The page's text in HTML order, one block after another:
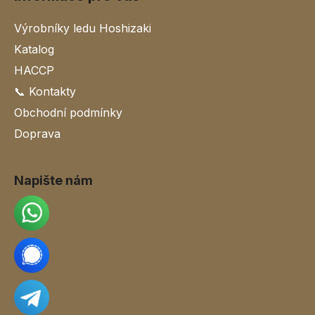
Výrobníky ledu Hoshizaki
Katalog
HACCP
📞 Kontakty
Obchodní podmínky
Doprava
Napište nám